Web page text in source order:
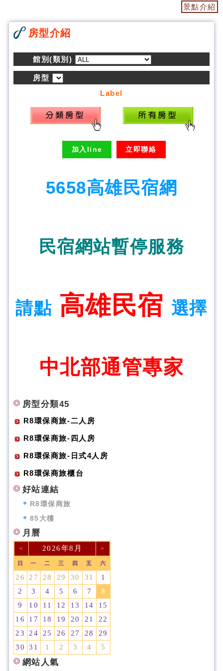
景點介紹
房型介紹
館別(類別)
房型
Label
加入line 立即聯絡
5658高雄民宿網
民宿網站暫停服務
請點 高雄民宿 選擇
中北部通管專家
房型分類45
R8環保商旅-二人房
R8環保商旅-四人房
R8環保商旅-日式4人房
R8環保商旅櫃台
好站連結
R8環保商旅
85大樓
月曆
< 2026年8月 >
日 一 二 三 四 五 六
26 27 28 29 30 31
1
2
3 4 5 6 7
8
9
10 11 12 13 14
15
16
17 18 19 20 21
22
23
24 25 26 27 28
29
30
31 1 2 3 4 5
網站人氣